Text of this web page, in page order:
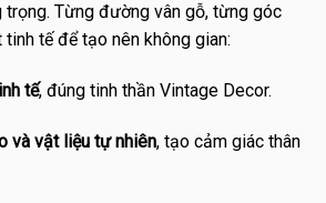
Từng đường vân gỗ, từng góc
tế để tạo nên không gian:
tế, đúng tinh thần Vintage Decor.
và vật liệu tự nhiên, tạo cảm giác thân